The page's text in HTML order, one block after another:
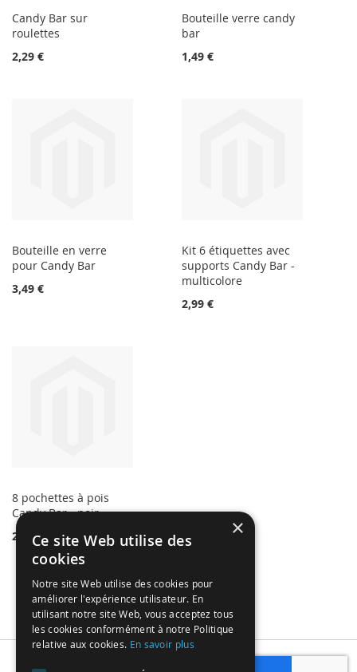
Candy Bar sur
roulettes
2,29 €
Bouteille verre candy
bar
1,49 €
Bouteille en verre
pour Candy Bar
3,49 €
Kit 6 étiquettes avec
supports Candy Bar -
multicolore
2,99 €
8 pochettes à pois
Candy Bar - noir
2,49 €
×
Ce site Web utilise des
cookies
Notre site Web utilise des cookies pour
améliorer l'expérience utilisateur. En
utilisant notre site Web, vous acceptez tous
les cookies conformément à notre Politique
relative aux cookies. En savoir plus